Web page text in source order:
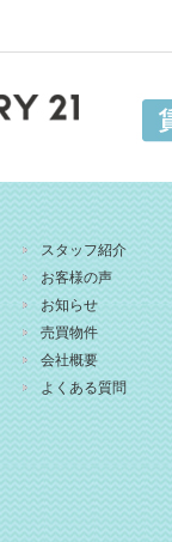
スタッフ紹介
お客様の声
お知らせ
売買物件
会社概要
よくある質問